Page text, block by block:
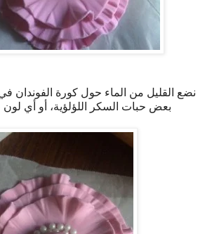
نضع القليل من الماء حول كورة الفوندان في
بعض حبات السكر اللؤلؤية، أو أي